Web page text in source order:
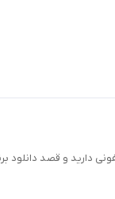
و قصد دانلود